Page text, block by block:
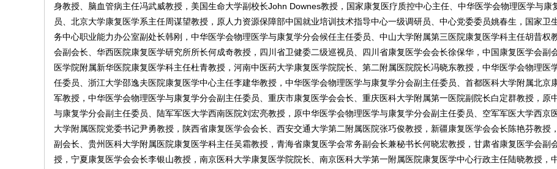
身教授、脑血管病主任冯武威教授，美国生命大学副校长John Downes教授，国家康复医疗质控中心主任、中华医学会物理医学与康
员、北京大学康复医学系主任周谋望教授，原人力资源保障部中国就业培训技术指导中心一级调研员、中心党委委员姚春生，国家卫
务中心职业能力办公室副处长韩刚，中华医学会物理医学与康复学分会候任主任委员、中山大学附属第三医院康复医学科主任胡昔权
会副会长、华西医院康复医学研究所所长何成奇教授，四川省卫健委二级巡视员、四川省康复医学会会长徐保华，中国康复医学会副
医学院附属新华医院康复医学科主任杜青教授，河南中医药大学康复医学院院长、第二附属医院院长冯晓东教授，中华医学会物理医
任委员、浙江大学邵逸夫医院康复医学中心主任李建华教授，中华医学会物理医学与康复学分会副主任委员、首都医科大学附属北京
军教授，中华医学会物理医学与康复学分会副主任委员、重庆市康复医学会会长、重庆医科大学附属第一医院副院长白定群教授，原
与康复学分会副主任委员、陆军军医大学西南医院刘宏亮教授，原中华医学会物理医学与康复学分会副主任委员、空军军医大学西京
大学附属医院党委书记尹勇教授，陕西省康复医学会会长、西安交通大学第二附属医院张巧俊教授，新疆康复医学会会长陈艳芬教授
副会长、贵州医科大学附属医院康复医学科主任吴霜教授，青海省康复医学会常务副会长兼秘书长何晓宏教授，甘肃省康复医学会副
授，宁夏康复医学会会长李银山教授，南京医科大学康复医学院院长、南京医科大学第一附属医院康复医学中心行政主任陆晓教授，